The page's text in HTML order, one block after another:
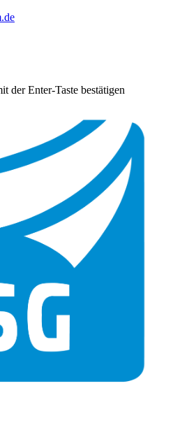
der Enter-Taste bestätigen